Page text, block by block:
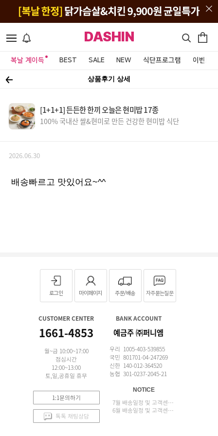
DASHIN
복날 계이득 BEST SALE NEW 식단프로그램 이벤트&
상품후기 상세
[1+1+1] 든든한 한끼 오늘은 현미밥 17종
100% 국내산 쌀&현미로 만든 건강한 현미밥 식단
2026.06.30
배송빠르고 맛있어요~^^
로그인 마이페이지 주문/배송 자주묻는질문
CUSTOMER CENTER
1661-4853
월~금 10:00~17:00
점심시간
12:00~13:00
토,일,공휴일 휴무
1:1문의하기
톡톡 채팅상담
BANK ACCOUNT
예금주 ㈜퍼니엠
우리 1005-403-539855
국민 801701-04-247269
신한 140-012-364520
농협 301-0237-2045-21
NOTICE
7월 배송일정 및 고객센터 업무 안내
6월 배송일정 및 고객센터 업무 안내